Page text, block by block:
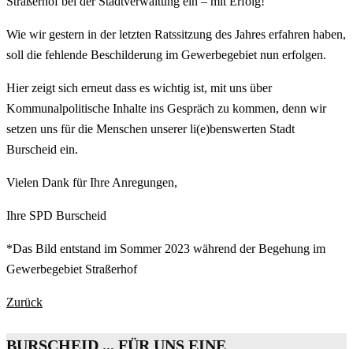
Wie wir gestern in der letzten Ratssitzung des Jahres erfahren haben,
soll die fehlende Beschilderung im Gewerbegebiet nun erfolgen.
Hier zeigt sich erneut dass es wichtig ist, mit uns über
Kommunalpolitische Inhalte ins Gespräch zu kommen, denn wir
setzen uns für die Menschen unserer li(e)benswerten Stadt
Burscheid ein.
Vielen Dank für Ihre Anregungen,
Ihre SPD Burscheid
*Das Bild entstand im Sommer 2023 während der Begehung im
Gewerbegebiet Straßerhof
Zurück
BURSCHEID ... FÜR UNS EINE